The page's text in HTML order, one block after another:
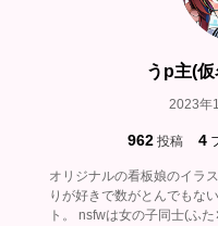
うp主(
2023年
962 投稿 4
オリジナルの看板娘のイラ
りが好きで数がとんでもな
ト。 nsfwは女の子同士(ふ